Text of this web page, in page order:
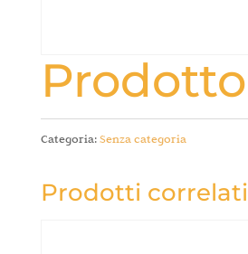
Prodotto
Categoria:Senza categoria
Prodotti correlati